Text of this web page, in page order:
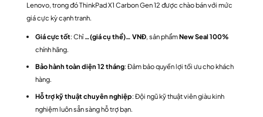
Lenovo, trong đó ThinkPad X1 Carbon Gen 12 được chào bán với mức
giá cực kỳ cạnh tranh.
Giá cực tốt: Chỉ …(giá cụ thể)… VNĐ, sản phẩmNew Seal 100%
chính hãng.
Bảo hành toàn diện 12 tháng: Đảm bảo quyền lợi tối ưu cho khách
hàng.
Hỗ trợ kỹ thuật chuyên nghiệp: Đội ngũ kỹ thuật viên giàu kinh
nghiệm luôn sẵn sàng hỗ trợ bạn.